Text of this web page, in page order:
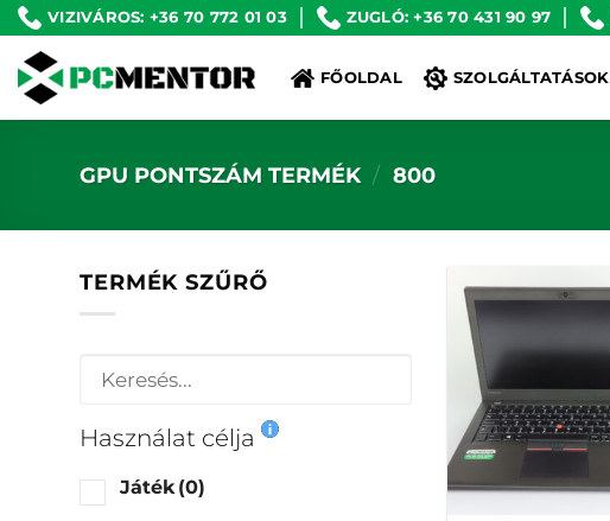
Skip
content
VIZIVÁROS: +36 70 772 01 03 ZUGLÓ: +36 70 431 90 97
FŐOLDAL SZOLGÁLTATÁSOK
GPU PONTSZÁM TERMÉK / 800
TERMÉK SZŰRŐ
Használat célja
Játék (0)